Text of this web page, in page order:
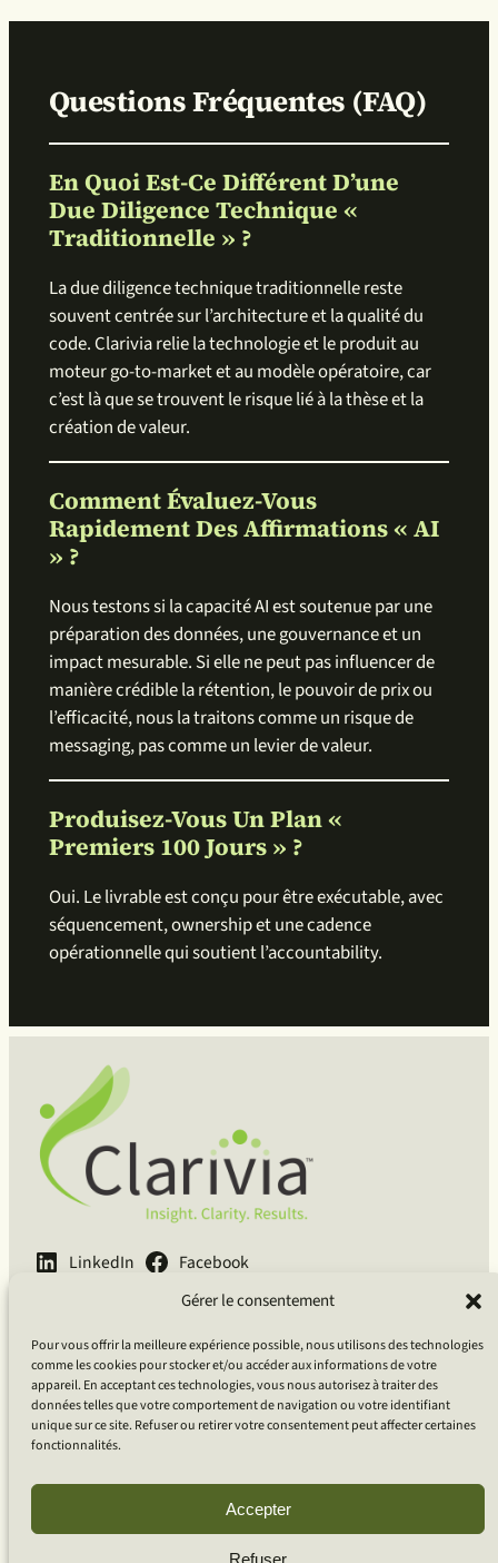
Gérer le consentement
Pour vous offrir la meilleure expérience possible, nous utilisons des technologies
comme les cookies pour stocker et/ou accéder aux informations de votre
appareil. En acceptant ces technologies, vous nous autorisez à traiter des
données telles que votre comportement de navigation ou votre identifiant
unique sur ce site. Refuser ou retirer votre consentement peut affecter certaines
fonctionnalités.
Accepter
Refuser
Questions Fréquentes (FAQ)
En Quoi Est-Ce Différent D’une
Due Diligence Technique «
Traditionnelle » ?
La due diligence technique traditionnelle reste
souvent centrée sur l’architecture et la qualité du
code. Clarivia relie la technologie et le produit au
moteur go-to-market et au modèle opératoire, car
c’est là que se trouvent le risque lié à la thèse et la
création de valeur.
Comment Évaluez-Vous
Rapidement Des Affirmations « AI
» ?
Nous testons si la capacité AI est soutenue par une
préparation des données, une gouvernance et un
impact mesurable. Si elle ne peut pas influencer de
manière crédible la rétention, le pouvoir de prix ou
l’efficacité, nous la traitons comme un risque de
messaging, pas comme un levier de valeur.
Produisez-Vous Un Plan «
Premiers 100 Jours » ?
Oui. Le livrable est conçu pour être exécutable, avec
séquencement, ownership et une cadence
opérationnelle qui soutient l’accountability.
LinkedIn Facebook
Français Deutsch
Clarivia Inc.
Guidé par le courage, porté par la curiosité, ancré dans la
compassion.